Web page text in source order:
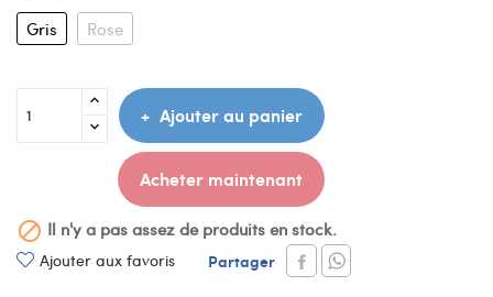
Gris Rose
Ajouter au panier
Acheter maintenant
 Il n'y a pas assez de produits en stock.
Ajouter aux favoris Partager